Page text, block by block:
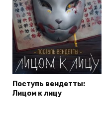
Поступь вендетты:
Лицом к лицу